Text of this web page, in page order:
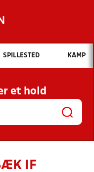
Hvad vil du søge efter?
OG NYHEDER
KLUBBER OG
SPILLESTED KAMP
et hold
IF